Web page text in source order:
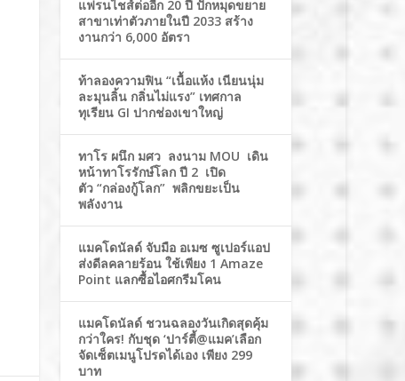
แฟรนไชส์ต่ออีก 20 ปี ปักหมุดขยาย
สาขาเท่าตัวภายในปี 2033 สร้าง
งานกว่า 6,000 อัตรา
ท้าลองความฟิน “เนื้อแห้ง เนียนนุ่ม
ละมุนลิ้น กลิ่นไม่แรง” เทศกาล
ทุเรียน GI ปากช่องเขาใหญ่
ทาโร ผนึก มศว ลงนาม MOU เดิน
หน้าทาโรรักษ์โลก ปี 2 เปิด
ตัว “กล่องกู้โลก” พลิกขยะเป็น
พลังงาน
แมคโดนัลด์ จับมือ อเมซ ซูเปอร์แอป
ส่งดีลคลายร้อน ใช้เพียง 1 Amaze
Point แลกซื้อไอศกรีมโคน
แมคโดนัลด์ ชวนฉลองวันเกิดสุดคุ้ม
กว่าใคร! กับชุด ‘ปาร์ตี้@แมค’เลือก
จัดเซ็ตเมนูโปรดได้เอง เพียง 299
บาท